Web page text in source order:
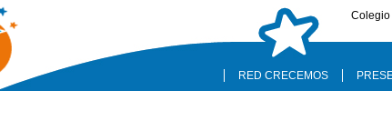
RED CRECEMOS